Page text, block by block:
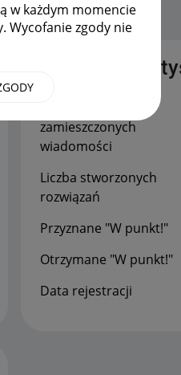
w każdym momencie
Wycofanie zgody nie
Publiczne
zamieszczonych
wiadomości
Liczba stworzonych
rozwiązań
Przyznane "W punkt!"
Otrzymane "W punkt!"
Data rejestracji